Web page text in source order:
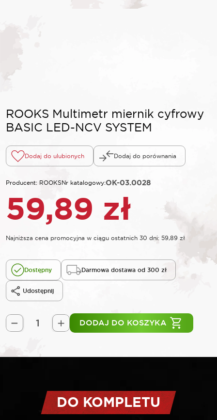
ROOKS Multimetr miernik cyfrowy
BASIC LED-NCV SYSTEM
Dodaj do ulubionych Dodaj do porównania
Producent: ROOKSNr katalogowy:OK-03.0028
59,89 zł
Najniższa cena promocyjna w ciągu ostatnich 30 dni: 59,89 zł
Dostępny Darmowa dostawa od 300 zł
Udostępnij
ilość
LED-
NCV
DODAJ DO KOSZYKA
DO KOMPLETU